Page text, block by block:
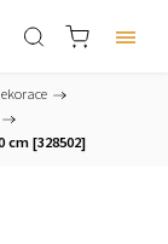
/
/
[328502]